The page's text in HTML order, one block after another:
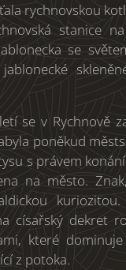
rychnovskou
stanice
se
se v Rychnově
poněkud
s právem
na město.
císařský dekret
které
z potoka.